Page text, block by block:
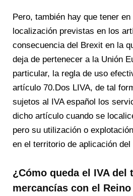
Pero, también hay que tener
localización previstas en los
consecuencia del Brexit en la
deja de pertenecer a la Unión
particular, la regla de uso
artículo 70.Dos LIVA, de tal
sujetos al IVA español los
dicho artículo cuando se
pero su utilización o
en el territorio de aplicación del
¿Cómo queda el IVA del
mercancías con el